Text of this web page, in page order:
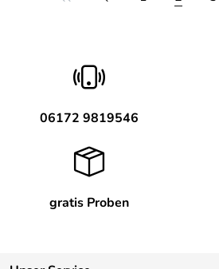
06172 9819546
gratis Proben